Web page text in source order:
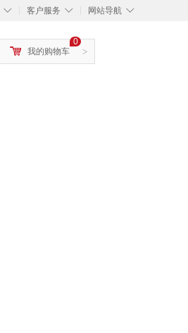
◇ ◇
客户服务 ◇
网站导航
>
0
我的购物车